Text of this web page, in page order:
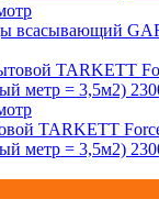
всасывающий
TARKETT
метр = 3,5м2)